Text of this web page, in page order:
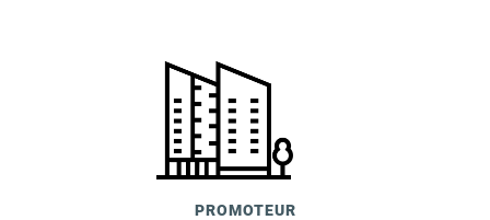
PROMOTEUR